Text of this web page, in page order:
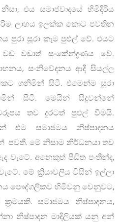
එය සමාජවාදයේ හිමිදිරිය
ලාභය ඉලක්ක කොට පවතින
සූරා කෑම පුළුල් වේ. එයට
වඩාත් සංකේන්ද්‍රණය වේ.
සංනිවේදනය ආදී සියල්ල
ගනිමින් සිටී. එමෙන්ම සූරා
සිටී. මෙයින් සිදුවන්නේ
තව දුරටත් පුළුල් වීමයි.
එම සමාජමය නිෂ්පාදනය
මේ නිසාම නිර්ධනයා තව
වැටේ. අනෙකුත් පීඩිත පංතීන්ද,
මේ ක්‍රියාවලිය විසින් ඉල්ලා
පෞද්ගලිකව හිමිවනු වෙනුවට,
සමාජමය නිෂ්පාදනය,
නිෂ්පාදන මාදිලියක් යනු අන්